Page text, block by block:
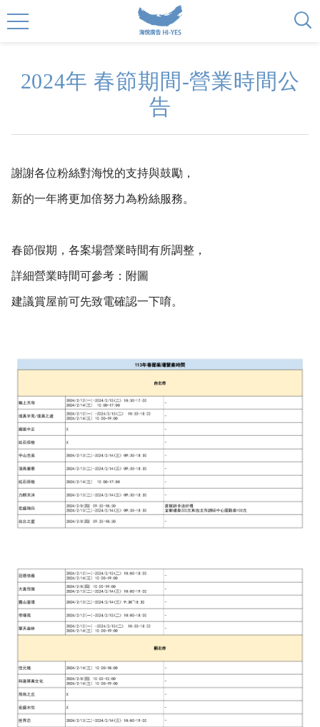
2024年 春節期間-營業時間公
告
謝謝各位粉絲對海悅的支持與鼓勵，
新的一年將更加倍努力為粉絲服務。
春節假期，各案場營業時間有所調整，
詳細營業時間可參考：附圖
建議賞屋前可先致電確認一下唷。